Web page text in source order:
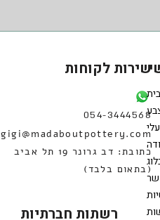
שירות לקוחות
054-3444568
gigi@madaboutpottery.com
כתובת: דב גרונר 19 תל אביב
(בתאום בלבד)
רשתות חברתיות